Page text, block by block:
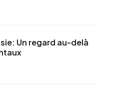
Un regard au-delà